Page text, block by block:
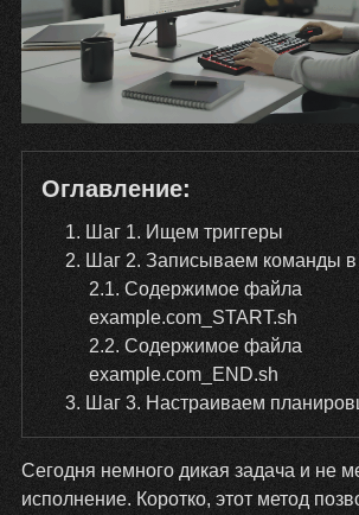
Оглавление:
1
Шаг 1. Ищем триггеры
2
Шаг 2. Записываем команды в
2.1 Содержимое файла
example.com_START.sh
2.2 Содержимое файла
example.com_END.sh
3
Шаг 3. Настраиваем
Сегодня немного дикая задача и не
исполнение. Коротко, этот метод